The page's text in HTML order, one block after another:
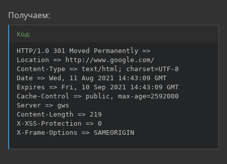
Получаем:
Код:
HTTP/1.0 301 Moved Permanently =>
Location => http://www.google.com/
Content-Type => text/html; charset=UTF-8
Date => Wed, 11 Aug 2021 14:43:09 GMT
Expires => Fri, 10 Sep 2021 14:43:09 GMT
Cache-Control => public, max-age=2592000
Server => gws
Content-Length => 219
X-XSS-Protection => 0
X-Frame-Options => SAMEORIGIN